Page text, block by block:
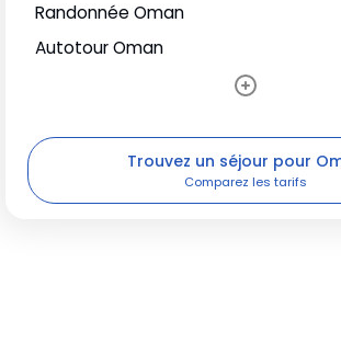
Randonnée Oman
Autotour Oman
Trouvez un séjour pour